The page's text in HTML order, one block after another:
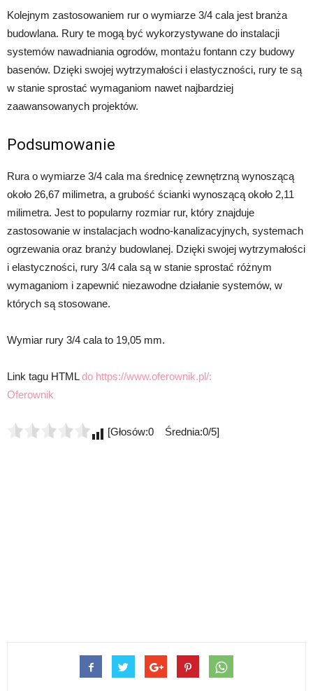
Kolejnym zastosowaniem rur o wymiarze 3/4 cala jest branża
budowlana. Rury te mogą być wykorzystywane do instalacji
systemów nawadniania ogrodów, montażu fontann czy budowy
basenów. Dzięki swojej wytrzymałości i elastyczności, rury te są
w stanie sprostać wymaganiom nawet najbardziej
zaawansowanych projektów.
Podsumowanie
Rura o wymiarze 3/4 cala ma średnicę zewnętrzną wynoszącą
około 26,67 milimetra, a grubość ścianki wynoszącą około 2,11
milimetra. Jest to popularny rozmiar rur, który znajduje
zastosowanie w instalacjach wodno-kanalizacyjnych, systemach
ogrzewania oraz branży budowlanej. Dzięki swojej wytrzymałości
i elastyczności, rury 3/4 cala są w stanie sprostać różnym
wymaganiom i zapewnić niezawodne działanie systemów, w
których są stosowane.
Wymiar rury 3/4 cala to 19,05 mm.
Link tagu HTMLdo https://www.oferownik.pl/:
Oferownik
[Głosów:0 Średnia:0/5]